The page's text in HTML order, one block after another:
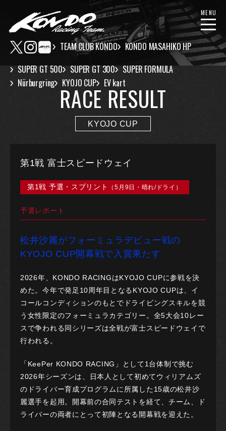
TEAM CLUB KONDO KONDO MASAHIKO HP
MENU
SUPER GT 500 SUPER GT 300
SUPER FORMULA
Nürburgring
KYOJO CUP EV kart
RACE RESULT
KYOJO CUP
第1戦 富士スピードウェイ
第1戦 予選・スプリント （5月9日・晴れ/ドライ）
予選レポート
松井沙麗がフォーミュラデビュー戦の
KYOJO CUP開幕戦で入賞果たす
2026年、KONDO RACINGはKYOJO CUPに参戦を決
めた。今年で発足10周年目となるKYOJO CUPは、イ
コールコンディションのもとでドライビングスキルを競
う女性限定のフォーミュラカテゴリー。全5大会10レー
スで争われる同シリーズは全戦が富士スピードウェイで
行われる。
「KeePer KONDO RACING」として1台体制で挑む
2026年シーズンは、日本人として初めてウィリアムズ
のドライバー育成プログラムに所属した15歳の松井沙
麗選手を起用。開幕前の合同テストを経て、チーム、ド
ライバーの両者にとって初陣となる開幕戦を迎えた。